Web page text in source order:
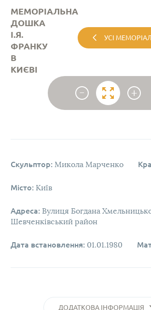
МЕМОРІАЛЬНА
ДОШКА
І.Я.
ФРАНКУ
В
КИЄВІ
УСІ
- +
Скульптор: Микола Марченко
Місто: Київ
Адреса: Вулиця Богдана
Шевченківський район
Дата встановлення: 01.01.1980
ДОДАТКОВА ІНФОРМАЦІЯ